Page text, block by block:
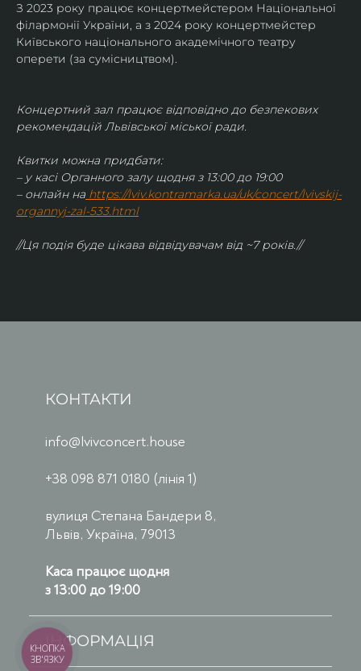
З 2023 року працює концертмейстером Національної
філармонії України, а з 2024 року концертмейстер
Київського національного академічного театру
оперети (за сумісництвом).
Концертний зал працює відповідно до безпекових
рекомендацій Львівської міської ради.
Квитки можна придбати:
– у касі Органного залу щодня з 13:00 до 19:00
– онлайн на https://lviv.kontramarka.ua/uk/concert/lvivskij-
organnyj-zal-533.html
//Ця подія буде цікава відвідувачам від ~7 років.//
КОНТАКТИ
info@lvivconcert.house
+38 098 871 0180 (лінія 1)
вулиця Степана Бандери 8,
Львів, Україна, 79013
Каса працює щодня
з 13:00 до 19:00
ІНФОРМАЦІЯ
КНОПКА
ЗВ'ЯЗКУ